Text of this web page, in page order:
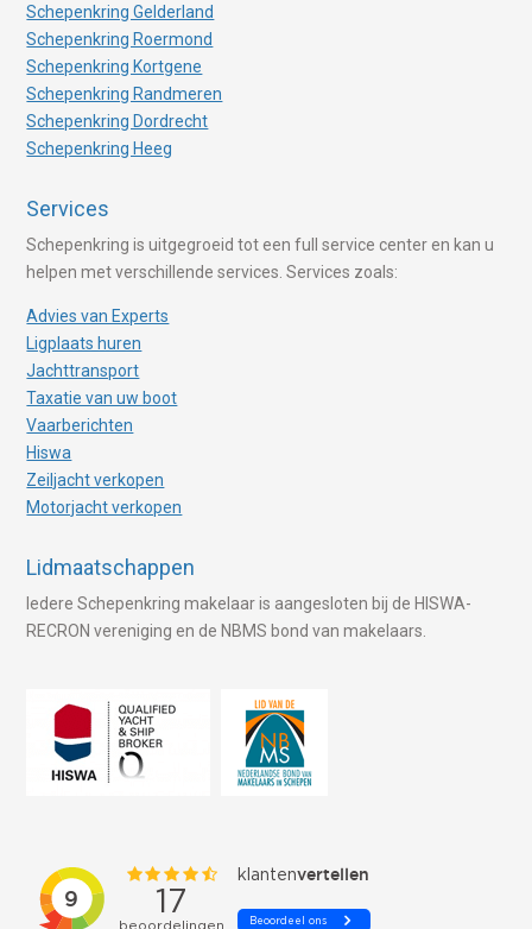
Schepenkring Gelderland
Schepenkring Roermond
Schepenkring Kortgene
Schepenkring Randmeren
Schepenkring Dordrecht
Schepenkring Heeg
Services
Schepenkring is uitgegroeid tot een full service center en kan u
helpen met verschillende services. Services zoals:
Advies van Experts
Ligplaats huren
Jachttransport
Taxatie van uw boot
Vaarberichten
Hiswa
Zeiljacht verkopen
Motorjacht verkopen
Lidmaatschappen
Iedere Schepenkring makelaar is aangesloten bij de HISWA-
RECRON vereniging en de NBMS bond van makelaars.